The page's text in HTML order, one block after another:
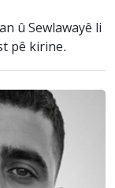
û Sewlawayê li
pê kirine.